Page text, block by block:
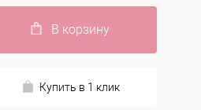
В корзину
Купить в 1 клик